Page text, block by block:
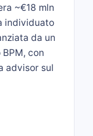
~€18 mln
individuato
da un
con
advisor sul